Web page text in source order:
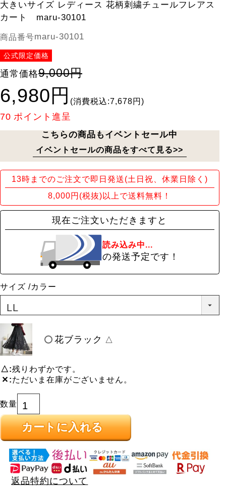
大きいサイズ レディース 花柄刺繍チュールフレアス
カート maru-30101
商品番号maru-30101
公式限定価格
通常価格9,000円
6,980円 (消費税込:7,678円)
70 ポイント進呈
こちらの商品もイベントセール中
イベントセールの商品をすべて見る>>
13時までのご注文で即日発送(土日祝、休業日除く)
8,000円(税抜)以上で送料無料！
現在ご注文いただきますと
読み込み中...
の発送予定です！
サイズ カラー
花ブラック △
△ 残りわずかです。
✕ ただいま在庫がございません。
カートに入れる
返品特約について